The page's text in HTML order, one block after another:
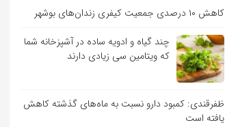
کاهش ۱۰ درصدی جمعیت کیفری زندان‌های بوشهر
چند گیاه و ادویه ساده در آشپزخانه شما
که ویتامین سی زیادی دارند
ظفرقندی: کمبود دارو نسبت به ماه‌های گذشته کاهش
یافته است